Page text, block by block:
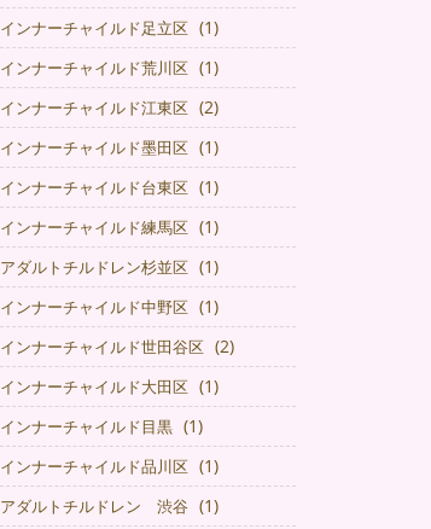
インナーチャイルド足立区 (1)
インナーチャイルド荒川区 (1)
インナーチャイルド江東区 (2)
インナーチャイルド墨田区 (1)
インナーチャイルド台東区 (1)
インナーチャイルド練馬区 (1)
アダルトチルドレン杉並区 (1)
インナーチャイルド中野区 (1)
インナーチャイルド世田谷区 (2)
インナーチャイルド大田区 (1)
インナーチャイルド目黒 (1)
インナーチャイルド品川区 (1)
アダルトチルドレン 渋谷 (1)